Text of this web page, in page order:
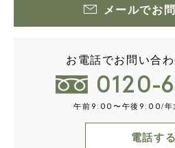
メールでお
お電話でお問い合
0120-
午前 9:00 〜午後 9:00/年
電話する